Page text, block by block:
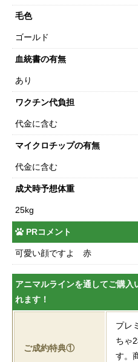
毛色
ゴールド
血統書の有無
あり
ワクチン代負担
代金に含む
マイクロチップの有無
代金に含む
成犬時予想体重
25kg
PRコメント
可愛い顔ですよ 赤
アニマルラインを通してご購
れます！
ご成約特典①
プレ
ちゃ
す。